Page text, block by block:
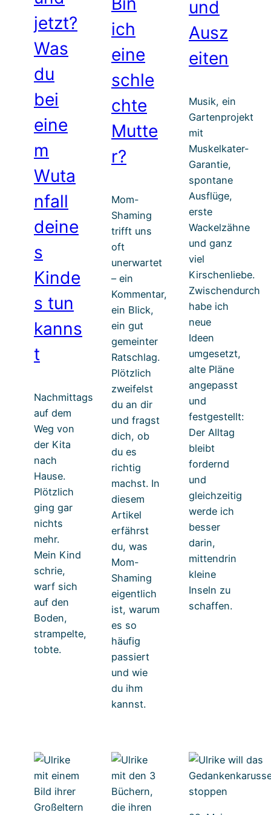
jetzt?
Was
du
bei
eine
m
Wuta
nfall
deine
s
Kinde
s tun
kanns
t
Nachmittags
auf dem
Weg von
der Kita
nach
Hause.
Plötzlich
ging gar
nichts
mehr.
Mein Kind
schrie,
warf sich
auf den
Boden,
strampelte,
tobte.
ich
eine
schle
chte
Mutte
r?
Mom-
Shaming
trifft uns
oft
unerwartet
– ein
Kommentar,
ein Blick,
ein gut
gemeinter
Ratschlag.
Plötzlich
zweifelst
du an dir
und fragst
dich, ob
du es
richtig
machst. In
diesem
Artikel
erfährst
du, was
Mom-
Shaming
eigentlich
ist, warum
es so
häufig
passiert
und wie
du ihm
kannst.
und
Ausz
eiten
Musik, ein
Gartenprojekt
mit
Muskelkater-
Garantie,
spontane
Ausflüge,
erste
Wackelzähne
und ganz
viel
Kirschenliebe.
Zwischendurch
habe ich
neue
Ideen
umgesetzt,
alte Pläne
angepasst
und
festgestellt:
Der Alltag
bleibt
fordernd
und
gleichzeitig
werde ich
besser
darin,
mittendrin
kleine
Inseln zu
schaffen.